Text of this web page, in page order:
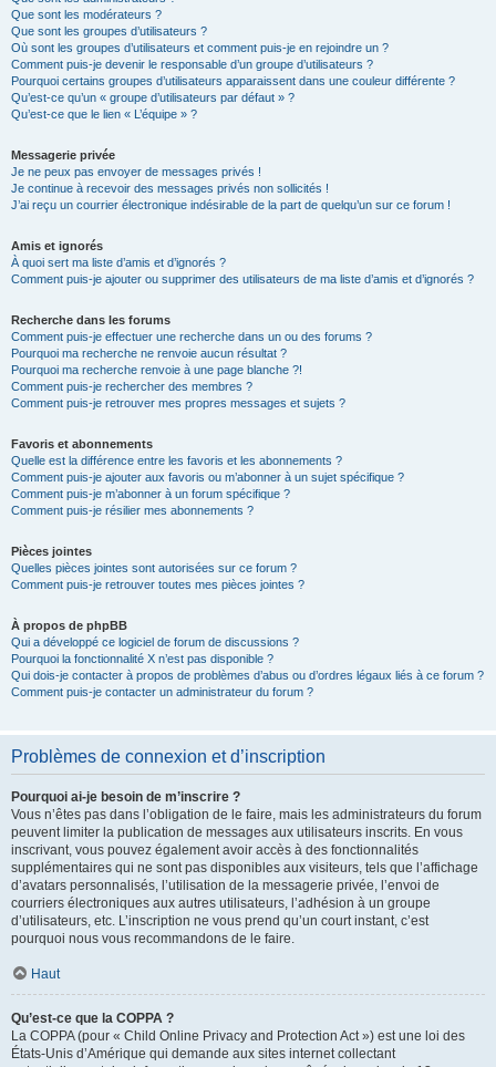
Que sont les modérateurs ?
Que sont les groupes d’utilisateurs ?
Où sont les groupes d’utilisateurs et comment puis-je en rejoindre un ?
Comment puis-je devenir le responsable d’un groupe d’utilisateurs ?
Pourquoi certains groupes d’utilisateurs apparaissent dans une couleur différente ?
Qu’est-ce qu’un « groupe d’utilisateurs par défaut » ?
Qu’est-ce que le lien « L’équipe » ?
Messagerie privée
Je ne peux pas envoyer de messages privés !
Je continue à recevoir des messages privés non sollicités !
J’ai reçu un courrier électronique indésirable de la part de quelqu’un sur ce forum !
Amis et ignorés
À quoi sert ma liste d’amis et d’ignorés ?
Comment puis-je ajouter ou supprimer des utilisateurs de ma liste d’amis et d’ignorés ?
Recherche dans les forums
Comment puis-je effectuer une recherche dans un ou des forums ?
Pourquoi ma recherche ne renvoie aucun résultat ?
Pourquoi ma recherche renvoie à une page blanche ?!
Comment puis-je rechercher des membres ?
Comment puis-je retrouver mes propres messages et sujets ?
Favoris et abonnements
Quelle est la différence entre les favoris et les abonnements ?
Comment puis-je ajouter aux favoris ou m’abonner à un sujet spécifique ?
Comment puis-je m’abonner à un forum spécifique ?
Comment puis-je résilier mes abonnements ?
Pièces jointes
Quelles pièces jointes sont autorisées sur ce forum ?
Comment puis-je retrouver toutes mes pièces jointes ?
À propos de phpBB
Qui a développé ce logiciel de forum de discussions ?
Pourquoi la fonctionnalité X n’est pas disponible ?
Qui dois-je contacter à propos de problèmes d’abus ou d’ordres légaux liés à ce forum ?
Comment puis-je contacter un administrateur du forum ?
Problèmes de connexion et d’inscription
Pourquoi ai-je besoin de m’inscrire ?
Vous n’êtes pas dans l’obligation de le faire, mais les administrateurs du forum
peuvent limiter la publication de messages aux utilisateurs inscrits. En vous
inscrivant, vous pouvez également avoir accès à des fonctionnalités
supplémentaires qui ne sont pas disponibles aux visiteurs, tels que l’affichage
d’avatars personnalisés, l’utilisation de la messagerie privée, l’envoi de
courriers électroniques aux autres utilisateurs, l’adhésion à un groupe
d’utilisateurs, etc. L’inscription ne vous prend qu’un court instant, c’est
pourquoi nous vous recommandons de le faire.
Haut
Qu’est-ce que la COPPA ?
La COPPA (pour « Child Online Privacy and Protection Act ») est une loi des
États-Unis d’Amérique qui demande aux sites internet collectant